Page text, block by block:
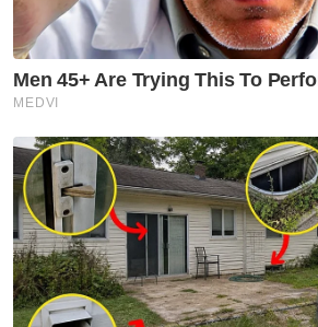
Pelakon filem dan
Man meninggal
serangan jantung